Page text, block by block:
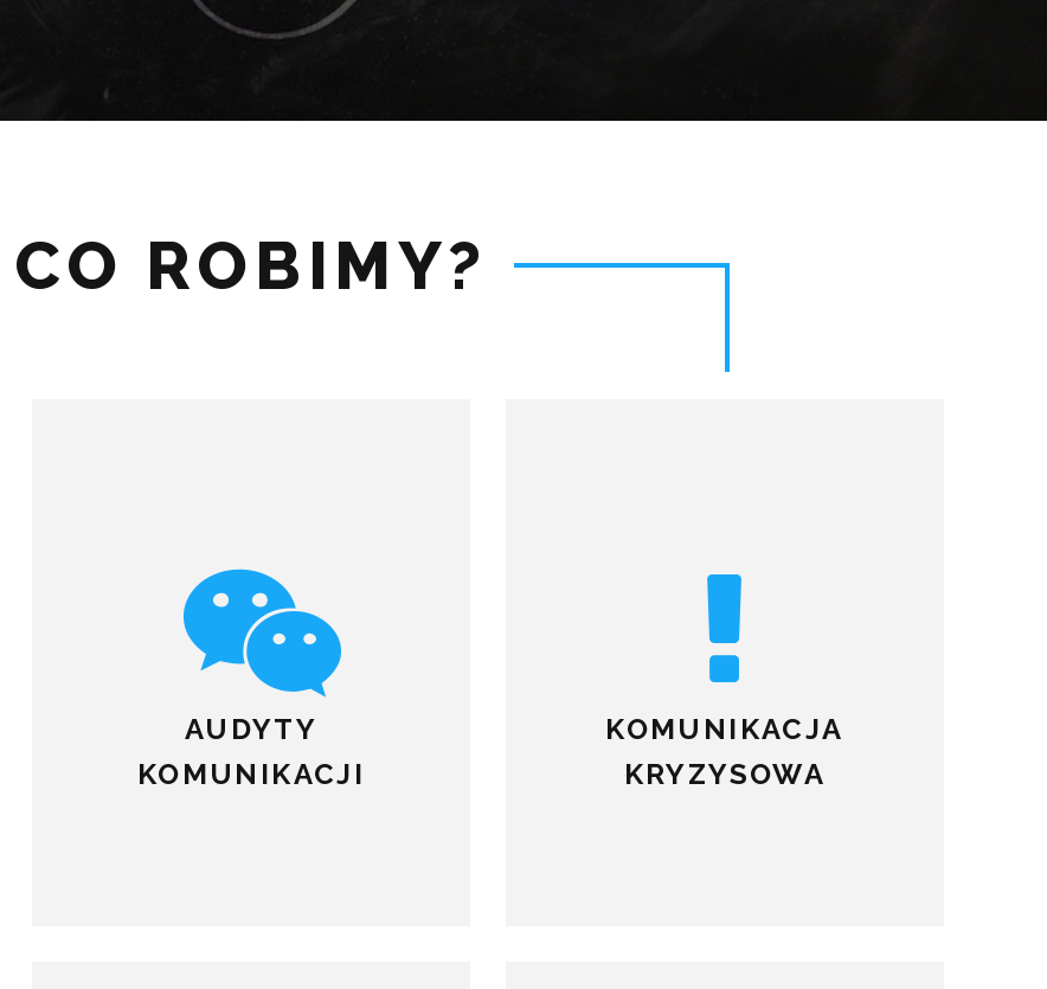
CO ROBIMY?
AUDYTY
KOMUNIKACJI
KOMUNIKACJA
KRYZYSOWA